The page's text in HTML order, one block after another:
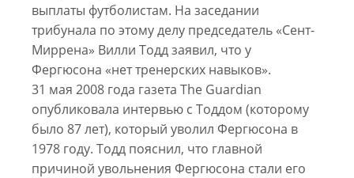
выплаты футболистам. На заседании
трибунала по этому делу председатель «Сент-
Миррена» Вилли Тодд заявил, что у
Фергюсона «нет тренерских навыков».
31 мая 2008 года газета The Guardian
опубликовала интервью с Тоддом (которому
было 87 лет), который уволил Фергюсона в
1978 году. Тодд пояснил, что главной
причиной увольнения Фергюсона стали его